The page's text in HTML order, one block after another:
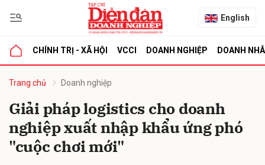
English
CHÍNH TRỊ - XÃ HỘI VCCI DOANH NGHIỆP DOANH
Trang chủ Doanh nghiệp
Giải pháp logistics cho doanh
nghiệp xuất nhập khẩu ứng phó
"cuộc chơi mới"
luận